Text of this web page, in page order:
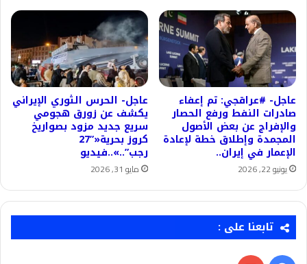
عاجل- #عراقجي: تم إعفاء
صادرات النفط ورفع الحصار
والإفراج عن بعض الأصول
المجمدة وإطلاق خطة لإعادة
الإعمار في إيران..
يونيو 22, 2026
عاجل- الحرس الثوري الإيراني
يكشف عن زورق هجومي
سريع جديد مزود بصواريخ
كروز بحرية«”27
رجب”..»..فيديو
مايو 31, 2026
تابعنا على :